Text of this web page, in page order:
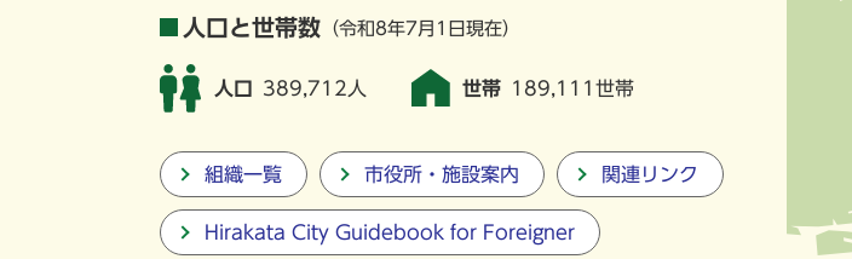
人口と世帯数 （令和8年7月1日現在）
人口 389,712人 世帯 189,111世帯
組織一覧 市役所・施設案内 関連リンク
Hirakata City Guidebook for Foreigner